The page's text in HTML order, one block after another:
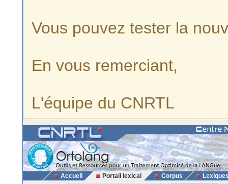
Vous pouvez tester la
En vous remerciant,
L'équipe du CNRTL
Accueil Portail lexical Corpus